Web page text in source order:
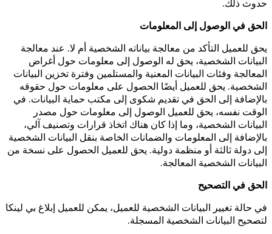
حدوث ذلك.
الحق في الوصول إلى المعلومات
يحق للعميل التأكد من معالجة بياناته الشخصية أم لا. عند معالجة
البيانات الشخصية، يحق له الوصول إلى معلومات حول أغراض
المعالجة وفئات البيانات المعنية والمستلمين وفترة تخزين البيانات
الشخصية. يحق للعميل أيضًا الحصول على معلومات حول حقوقه
بالإضافة إلى الحق في تقديم شكوى إلى مكتب حماية البيانات. في
الوقت نفسه، يحق للعميل الوصول إلى معلومات حول مصدر
البيانات الشخصية، وما إذا كان هناك اتخاذ قرارات وتصنيف آلي،
بالإضافة إلى المعلومات والضمانات الخاصة بنقل البيانات الشخصية
إلى دولة ثالثة أو منظمة دولية. يحق للعميل الحصول على نسخة من
البيانات الشخصية المعالجة.
الحق في التصحيح
في حالة تغيير البيانات الشخصية للعميل، يمكن للعميل إبلاغ بي لينكا
لتصحيح البيانات الشخصية المسجلة.